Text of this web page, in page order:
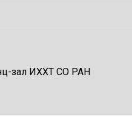
зал ИХХТ СО РАН